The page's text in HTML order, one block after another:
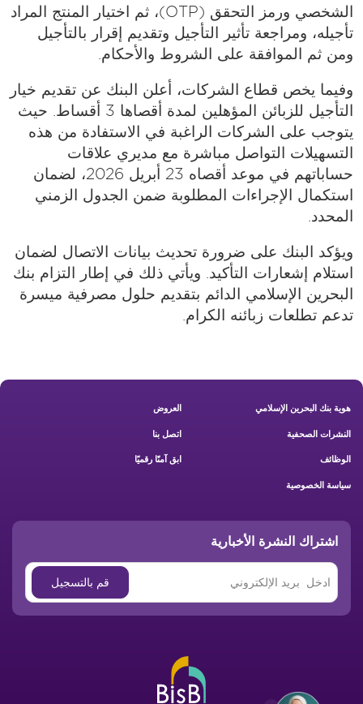
الشخصي ورمز التحقق (OTP)، ثم اختيار المنتج المراد
تأجيله، ومراجعة تأثير التأجيل وتقديم إقرار بالتأجيل
ومن ثم الموافقة على الشروط والأحكام.
وفيما يخص قطاع الشركات، أعلن البنك عن تقديم خيار
التأجيل للزبائن المؤهلين لمدة أقصاها 3 أقساط. حيث
يتوجب على الشركات الراغبة في الاستفادة من هذه
التسهيلات التواصل مباشرة مع مديري علاقات
حساباتهم في موعد أقصاه 23 أبريل 2026، لضمان
استكمال الإجراءات المطلوبة ضمن الجدول الزمني
المحدد.
ويؤكد البنك على ضرورة تحديث بيانات الاتصال لضمان
استلام إشعارات التأكيد. ويأتي ذلك في إطار التزام بنك
البحرين الإسلامي الدائم بتقديم حلول مصرفية ميسرة
تدعم تطلعات زبائنه الكرام.
Footer New
هوية بنك البحرين الإسلامي العروض
النشرات الصحفية اتصل بنا
الوظائف ابق آمنًا رقميًا
سياسة الخصوصية
اشتراك النشرة الأخبارية